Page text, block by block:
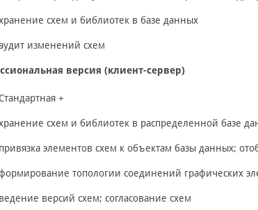
схем и библиотек в базе данных
изменений схем
версия (клиент-сервер)
Стандартная +
схем и библиотек в распределенной базе
привязка элементов схем к объектам базы данных;
топологии соединений графических
ведение версий схем; согласование схем